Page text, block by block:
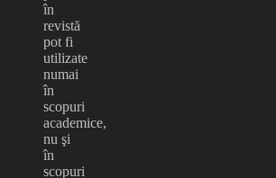
în
revistă
pot fi
utilizate
numai
în
scopuri
academice,
nu şi
în
scopuri